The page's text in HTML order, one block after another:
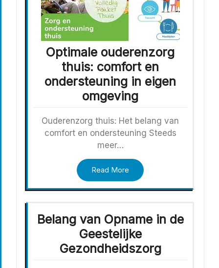
Optimale ouderenzorg
thuis: comfort en
ondersteuning in eigen
omgeving
Ouderenzorg thuis: Het belang van
comfort en ondersteuning Steeds
meer…
Read More
Belang van Opname in de
Geestelijke
Gezondheidszorg